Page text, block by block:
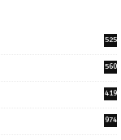
525
560
419
974